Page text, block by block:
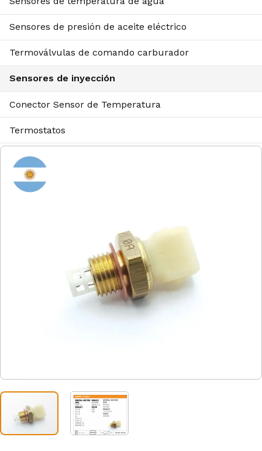
Sensores de presión de aceite eléctrico
Termoválvulas de comando carburador
Sensores de inyección
Conector Sensor de Temperatura
Termostatos